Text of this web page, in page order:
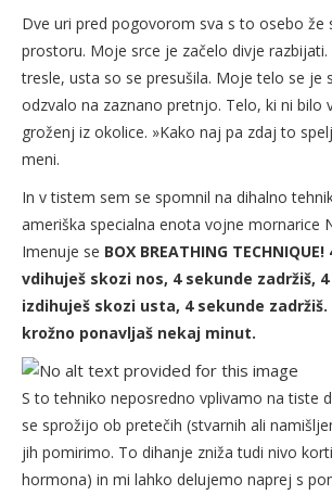
Dve uri pred pogovorom sva s to osebo že
prostoru. Moje srce je začelo divje razbijati.
tresle, usta so se presušila. Moje telo se je
odzvalo na zaznano pretnjo. Telo, ki ni bilo
groženj iz okolice. »Kako naj pa zdaj to
meni.
In v tistem sem se spomnil na dihalno
ameriška specialna enota vojne mornarice
Imenuje se BOX BREATHING
vdihuješ skozi nos, 4 sekunde zadržiš,
izdihuješ skozi usta, 4 sekunde
krožno ponavljaš nekaj minut.
S to tehniko neposredno vplivamo na tiste
se sprožijo ob pretečih (stvarnih ali
jih pomirimo. To dihanje zniža tudi nivo
hormona) in mi lahko delujemo naprej s